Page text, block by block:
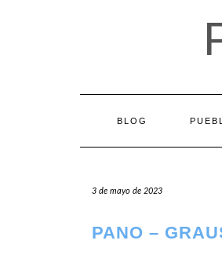
BLOG
3 de mayo de 2023
PANO –